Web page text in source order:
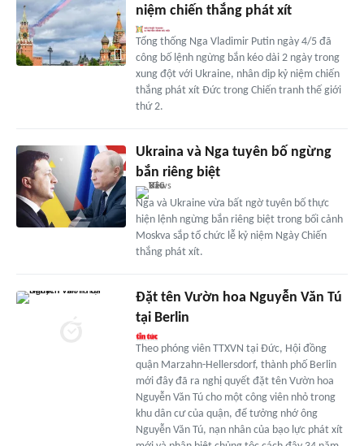
niệm chiến thắng phát xít
Tổng thống Nga Vladimir Putin ngày 4/5 đã
công bố lệnh ngừng bắn kéo dài 2 ngày trong
xung đột với Ukraine, nhân dịp kỷ niệm chiến
thắng phát xít Đức trong Chiến tranh thế giới
thứ 2.
Ukraina và Nga tuyên bố ngừng
bắn riêng biệt
Nga và Ukraine vừa bất ngờ tuyên bố thực
hiện lệnh ngừng bắn riêng biệt trong bối cảnh
Moskva sắp tổ chức lễ kỷ niệm Ngày Chiến
thắng phát xít.
Đặt tên Vườn hoa Nguyễn Văn Tú
tại Berlin
Theo phóng viên TTXVN tại Đức, Hội đồng
quận Marzahn-Hellersdorf, thành phố Berlin
mới đây đã ra nghị quyết đặt tên Vườn hoa
Nguyễn Văn Tú cho một công viên nhỏ trong
khu dân cư của quận, để tưởng nhớ ông
Nguyễn Văn Tú, nạn nhân của bạo lực phát xít